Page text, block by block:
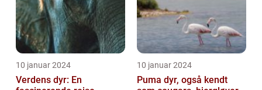
10 januar 2024
Verdens dyr: En
10 januar 2024
Puma dyr, også kendt